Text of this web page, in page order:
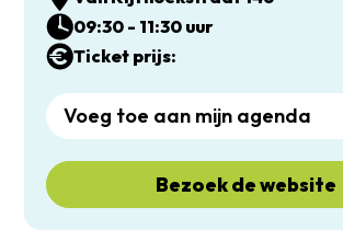
09:30 - 11:30 uur
Ticket prijs:
Voeg toe aan mijn agenda
Bezoek de website